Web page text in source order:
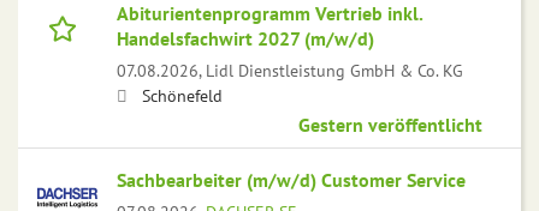
Abiturientenprogramm Vertrieb inkl.
Handelsfachwirt 2027 (m/w/d)
07.08.2026, Lidl Dienstleistung GmbH & Co. KG
Schönefeld
Gestern veröffentlicht
Sachbearbeiter (m/w/d) Customer Service